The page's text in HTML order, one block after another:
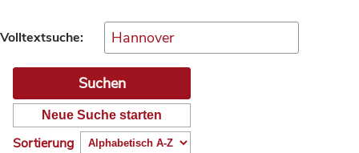
Volltextsuche:
Neue Suche starten
Sortierung